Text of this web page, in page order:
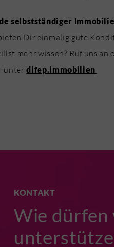
selbstständiger
Dir einmalig gute
mehr wissen? Ruf uns an
unterdifep.immobilien
KONTAKT
Wie dürfen